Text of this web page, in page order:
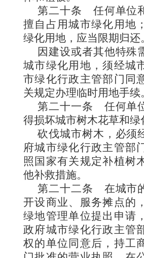
第二十条 任何单位
擅自占用城市绿化用地
绿化用地，应当限期归还
因建设或者其他特殊
城市绿化用地，须经城
市绿化行政主管部门同
关规定办理临时用地手续
第二十一条 任何单
得损坏城市树木花草和绿
砍伐城市树木，必须
府城市绿化行政主管部
照国家有关规定补植树
他补救措施。
第二十二条 在城市
开设商业、服务摊点的
绿地管理单位提出申请
政府城市绿化行政主管
权的单位同意后，持工